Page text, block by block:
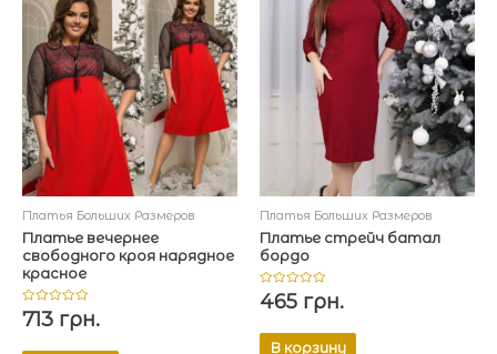
Платья Больших Размеров
Платье вечернее
свободного кроя нарядное
красное
Оценка
0
713 грн.
Платья Больших Размеров
Платье стрейч батал
бордо
Оценка
0
465 грн.
В корзину